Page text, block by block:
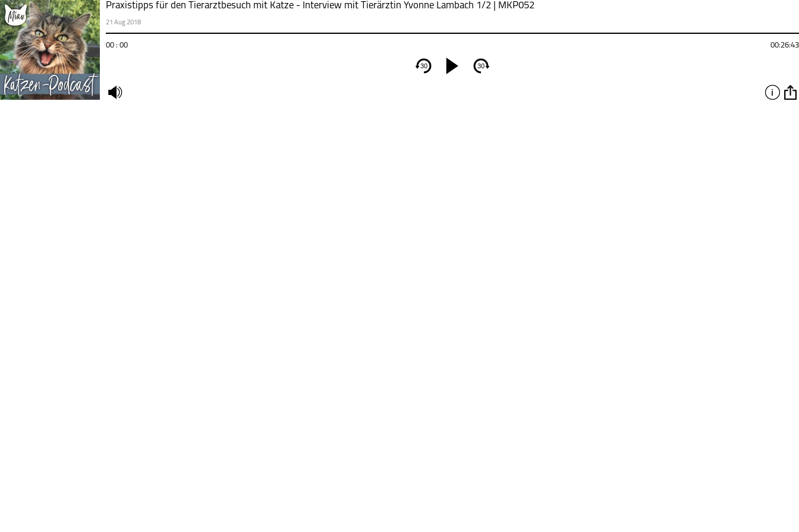
Praxistipps für den Tierarztbesuch mit Katze - Interview mit Tierärztin Yvonne Lambach 1/2 | MKP052
21 Aug 2018
00 : 00 00:26:43
30 30